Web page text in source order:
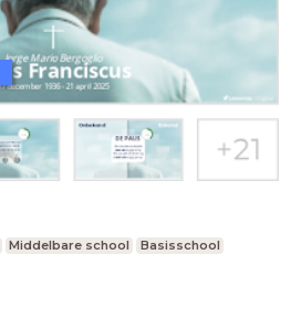
Middelbare school
Basisschool